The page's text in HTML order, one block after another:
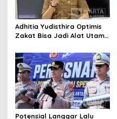
Adhitia Yudisthira Optimis
Zakat Bisa Jadi Alat Utama
Kota Cimahi
Potensial Langgar Lalu